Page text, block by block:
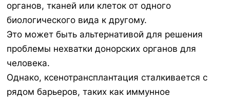
органов, тканей или клеток от одного
биологического вида к другому.
Это может быть альтернативой для решения
проблемы нехватки донорских органов для
человека.
Однако, ксенотрансплантация сталкивается с
рядом барьеров, таких как иммунное